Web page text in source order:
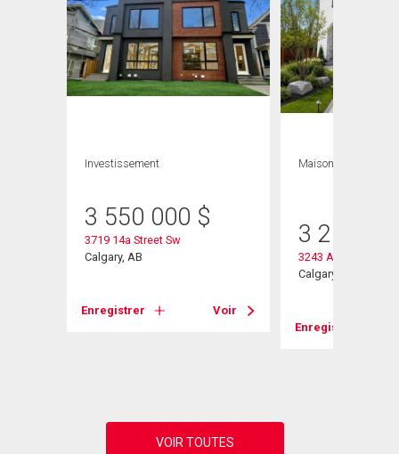
Investissement
3 550 000 $
3719 14a Street Sw
Calgary, AB
Enregistrer Voir
Maison
3 250
3243 Alfege Street
Calgary, AB
Enregistrer